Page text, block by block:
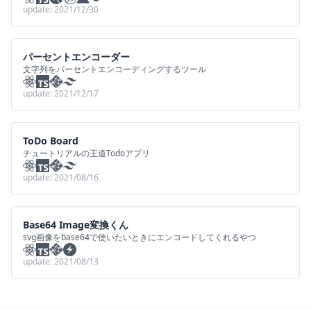
update: 2021/12/30
パーセントエンコーダー
文字列をパーセントエンコーディングするツール
update: 2021/12/17
ToDo Board
チュートリアルの王道Todoアプリ
update: 2021/08/16
Base64 Image変換くん
svg画像をbase64で使いたいときにエンコードしてくれるやつ
update: 2021/08/13